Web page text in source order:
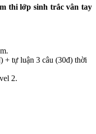
thi lớp sinh trắc vân tay
+ tự luận 3 câu (30đ) thời
2.